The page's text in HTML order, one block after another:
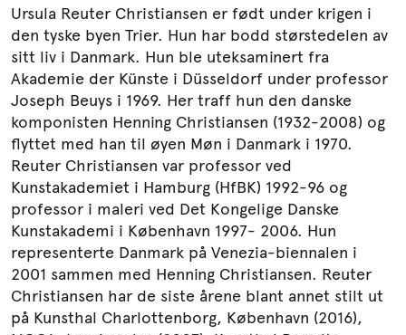
Ursula Reuter Christiansen er født under krigen i
den tyske byen Trier. Hun har bodd størstedelen av
sitt liv i Danmark. Hun ble uteksaminert fra
Akademie der Künste i Düsseldorf under professor
Joseph Beuys i 1969. Her traff hun den danske
komponisten Henning Christiansen (1932-2008) og
flyttet med han til øyen Møn i Danmark i 1970.
Reuter Christiansen var professor ved
Kunstakademiet i Hamburg (HfBK) 1992-96 og
professor i maleri ved Det Kongelige Danske
Kunstakademi i København 1997- 2006. Hun
representerte Danmark på Venezia-biennalen i
2001 sammen med Henning Christiansen. Reuter
Christiansen har de siste årene blant annet stilt ut
på Kunsthal Charlottenborg, København (2016),